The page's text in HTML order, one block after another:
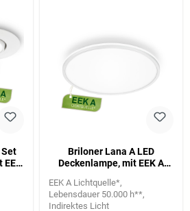
EEK
Briloner Lana A LED
Deckenlampe, mit EEK A
Weiß
EEK A Lichtquelle*
Lebensdauer 50.000 h**
Indirektes Licht